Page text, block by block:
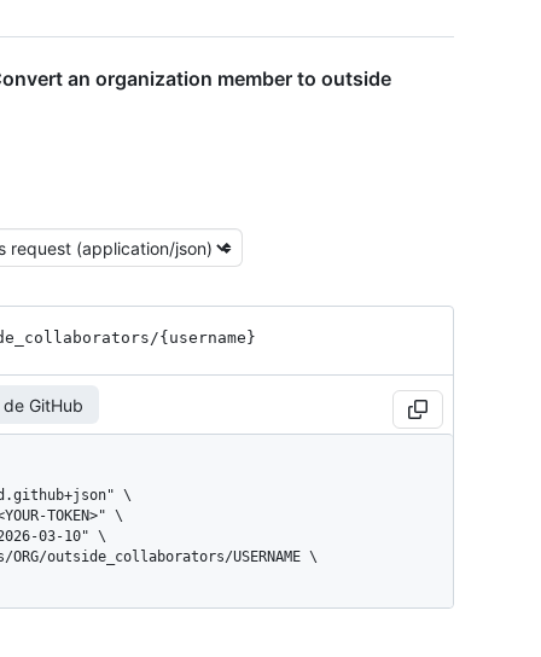
an organization member to outside
collaborators/{username}
de GitHub